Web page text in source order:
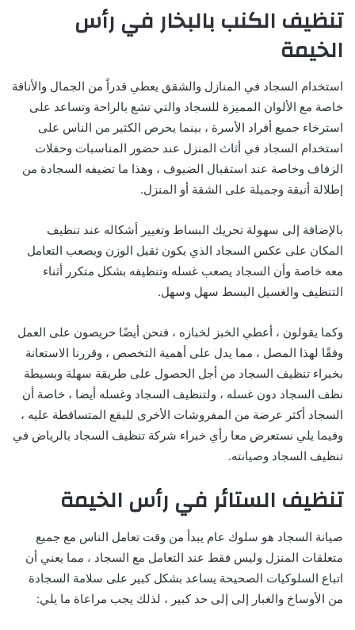
تنظيف الكنب بالبخار في رأس
الخيمة
استخدام السجاد في المنازل والشقق يعطي قدراً من الجمال والأناقة
خاصة مع الألوان المميزة للسجاد والتي تشع بالراحة وتساعد على
استرخاء جميع أفراد الأسرة ، بينما يحرص الكثير من الناس على
استخدام السجاد في أثاث المنزل عند حضور المناسبات وحفلات
الزفاف وخاصة عند استقبال الضيوف ، وهذا ما تضيفه السجادة من
إطلالة أنيقة وجميلة على الشقة أو المنزل.
بالإضافة إلى سهولة تحريك البساط وتغيير أشكاله عند تنظيف
المكان على عكس السجاد الذي يكون ثقيل الوزن ويصعب التعامل
معه خاصة وأن السجاد يصعب غسله وتنظيفه بشكل متكرر أثناء
التنظيف والغسيل البسط سهل وسهل.
وكما يقولون ، أعطي الخبز لخبازه ، فنحن أيضًا حريصون على العمل
وفقًا لهذا المصل ، مما يدل على أهمية التخصص ، وقررنا الاستعانة
بخبراء تنظيف السجاد من أجل الحصول على طريقة سهلة وبسيطة
نظف السجاد دون غسله ، ولتنظيف السجاد وغسله أيضا ، خاصة أن
السجاد أكثر عرضة من المفروشات الأخرى للبقع المتساقطة عليه ،
وفيما يلي نستعرض معا رأي خبراء شركة تنظيف السجاد بالرياض في
تنظيف السجاد وصيانته.
تنظيف الستائر في رأس الخيمة
صيانة السجاد هو سلوك عام يبدأ من وقت تعامل الناس مع جميع
متعلقات المنزل وليس فقط عند التعامل مع السجاد ، مما يعني أن
اتباع السلوكيات الصحيحة يساعد بشكل كبير على سلامة السجادة
من الأوساخ والغبار إلى إلى حد كبير ، لذلك يجب مراعاة ما يلي: